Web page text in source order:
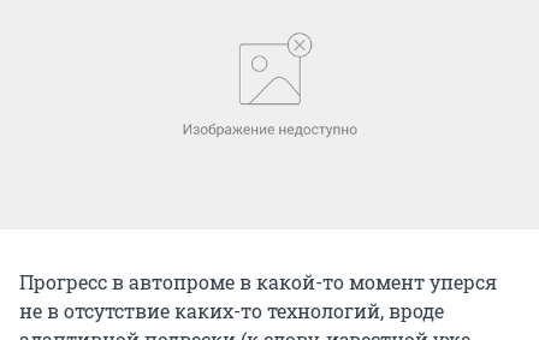
Прогресс в автопроме в какой-то момент уперся
не в отсутствие каких-то технологий, вроде